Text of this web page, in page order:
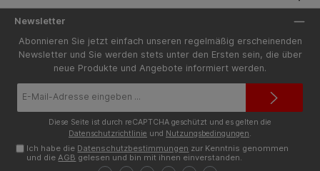
Newsletter
Abonnieren Sie jetzt einfach unseren regelmäßig erscheinenden
Newsletter und Sie werden stets unter den Ersten sein, die über
neue Produkte und Angebote informiert werden.
Mail-
Diese Seite ist durch reCAPTCHA geschützt und es gelten die
Datenschutzrichtlinie und Nutzungsbedingungen.
Ich habe die Datenschutzbestimmungen zur Kenntnis genommen
und dieAGB gelesen und bin mit ihnen einverstanden.